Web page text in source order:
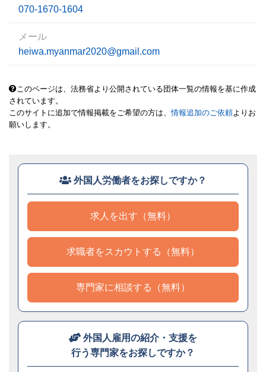
070-1670-1604
メール
heiwa.myanmar2020@gmail.com
このページは、法務省より公開されている団体一覧の情報を基に作成
されています。
このサイトに追加で情報掲載をご希望の方は、情報追加のご依頼よりお
願いします。
外国人労働者をお探しですか？
求人を出す（無料）
求職者をスカウトする（無料）
専門家に相談する（無料）
外国人雇用の紹介・支援を
行う専門家をお探しですか？